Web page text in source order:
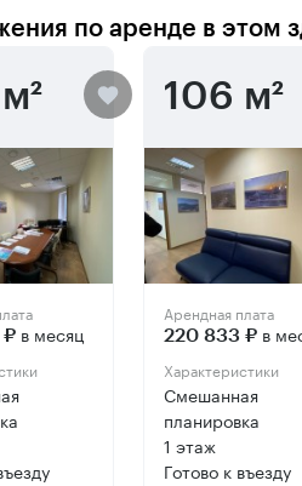
по аренде в этом
₽ в месяц
106 м²
Арендная плата
220 833 ₽в
Характеристики
Смешанная
планировка
1 этаж
Готово к въезду